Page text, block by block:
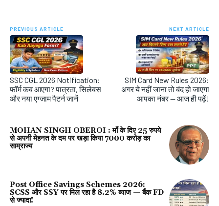
PREVIOUS ARTICLE
SSC CGL 2026 Notification:
फॉर्म कब आएगा? पात्रता, सिलेबस
और नया एग्जाम पैटर्न जानें
NEXT ARTICLE
SIM Card New Rules 2026:
अगर ये नहीं जाना तो बंद हो जाएगा
आपका नंबर — आज ही पढ़ें!
MOHAN SINGH OBEROI : माँ के दिए 25 रुपये
से अपनी मेहनत के दम पर खड़ा किया 7000 करोड़ का
साम्राज्य
Post Office Savings Schemes 2026:
SCSS और SSY पर मिल रहा है 8.2% ब्याज — बैंक FD
से ज्यादा!